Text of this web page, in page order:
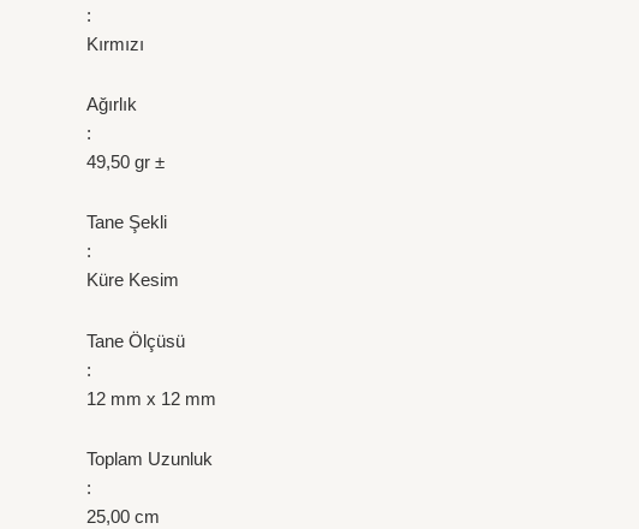
:
Kırmızı
Ağırlık
:
49,50 gr ±
Tane Şekli
:
Küre Kesim
Tane Ölçüsü
:
12 mm x 12 mm
Toplam Uzunluk
:
25,00 cm